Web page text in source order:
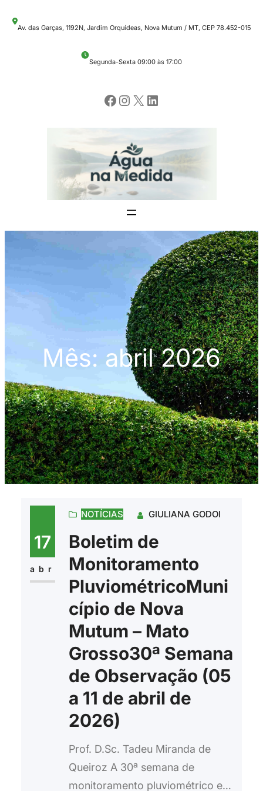
paraAv. das Garças, 1192N, Jardim Orquídeas, Nova Mutum / MT, CEP 78.452-015
Segunda-Sexta 09:00 às 17:00
Facebook Instagram X LinkedIn
Mês: abril 2026
17
abr
NOTÍCIAS GIULIANA GODOI
Boletim de
Monitoramento
PluviométricoMuni
cípio de Nova
Mutum – Mato
Grosso30ª Semana
de Observação (05
a 11 de abril de
2026)
Prof. D.Sc. Tadeu Miranda de
Queiroz A 30ª semana de
monitoramento pluviométrico em